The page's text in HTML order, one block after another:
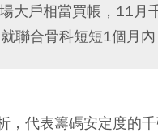
大戶相當買帳，11
聯合骨科短短1個月內
，代表籌碼安定度的